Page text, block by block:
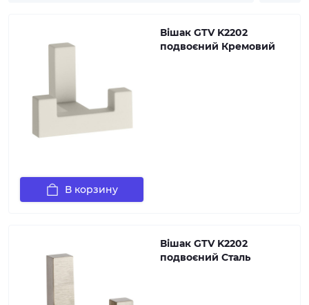
Вішак GTV K2202
подвоєний Кремовий
В корзину
Вішак GTV K2202
подвоєний Сталь